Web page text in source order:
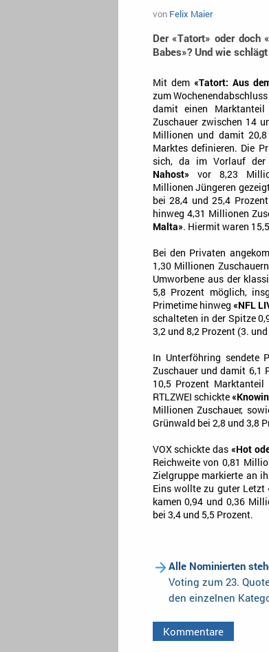
von Felix Maier
Der «Tatort» oder doch
Babes»? Und wie
Mit dem «Tatort: Aus
zum
damit einen
Zuschauer zwischen 14
Millionen und damit 20,8
Marktes definieren. Die
sich, da im Vorlauf der
Nahost» vor 8,23
Millionen Jüngeren
bei 28,4 und 25,4
hinweg 4,31 Millionen
Malta». Hiermit waren
Bei den Privaten
1,30 Millionen
Umworbene aus der
5,8 Prozent möglich,
Primetime hinweg «NFL
schalteten in der Spitze
3,2 und 8,2 Prozent (3.
In Unterföhring sendete
Zuschauer und damit 6,1
10,5 Prozent
RTLZWEI schickte
Millionen Zuschauer,
Grünwald bei 2,8 und 3,8
VOX schickte das «Hot
Reichweite von 0,81
Zielgruppe markierte an
Eins wollte zu guter Letzt
kamen 0,94 und 0,36
bei 3,4 und 5,5 Prozent.
Alle Nominierten
Voting zum 23.
den einzelnen
Kommentare